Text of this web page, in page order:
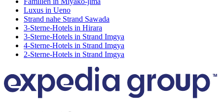
Luxus in Ueno
Strand nahe Strand Sawada
3-Sterne-Hotels in Hirara
3-Sterne-Hotels in Strand Imgya
4-Sterne-Hotels in Strand Imgya
2-Sterne-Hotels in Strand Imgya